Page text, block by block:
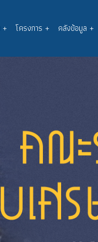
+ โครงการ + คลังข้อมูล +